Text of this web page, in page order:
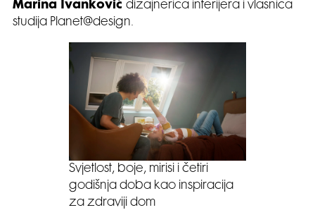
Marina Ivanković dizajnerica interijera i vlasnica
studija Planet@design.
Svjetlost, boje, mirisi i četiri
godišnja doba kao inspiracija
za zdraviji dom